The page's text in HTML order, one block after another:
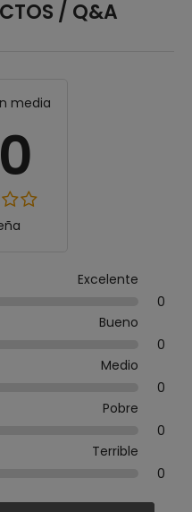
/ Q&A
media
Excelente
0
Bueno
0
Medio
0
Pobre
0
Terrible
0